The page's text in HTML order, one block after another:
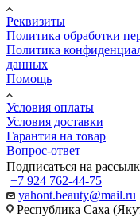
Реквизиты
Политика обработки
Политика
данных
Помощь
Условия оплаты
Условия доставки
Гарантия на товар
Вопрос-ответ
Подписаться на
+7 924 762-44-75
yahont.beauty@mail.ru
Республика Саха